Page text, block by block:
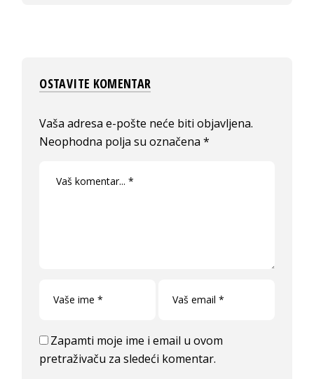
OSTAVITE KOMENTAR
Vaša adresa e-pošte neće biti objavljena.
Neophodna polja su označena*
Zapamti moje ime i email u ovom
pretraživaču za sledeći komentar.